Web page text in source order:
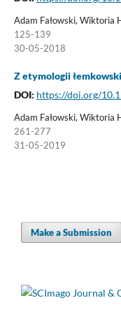
Adam Fałowski, Wiktoria
125-139
30-05-2018
Z etymologii
DOI: https://doi.org/
Adam Fałowski, Wiktoria
261-277
31-05-2019
Make a Submission